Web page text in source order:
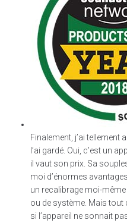
Finalement, j’ai tellement
l’ai gardé. Oui, c’est un
il vaut son prix. Sa
moi d’énormes
un recalibrage moi-
ou de système. Mais tout
si l’appareil ne sonnait